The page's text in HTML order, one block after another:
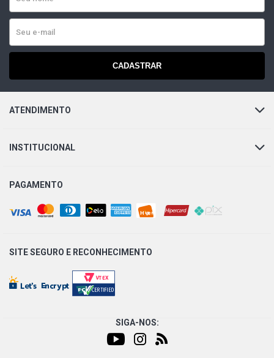
CADASTRAR
ATENDIMENTO
INSTITUCIONAL
PAGAMENTO
SITE SEGURO E RECONHECIMENTO
SIGA-NOS: